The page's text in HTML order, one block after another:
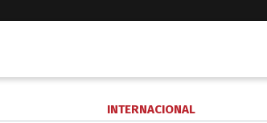
INTERNACIONAL